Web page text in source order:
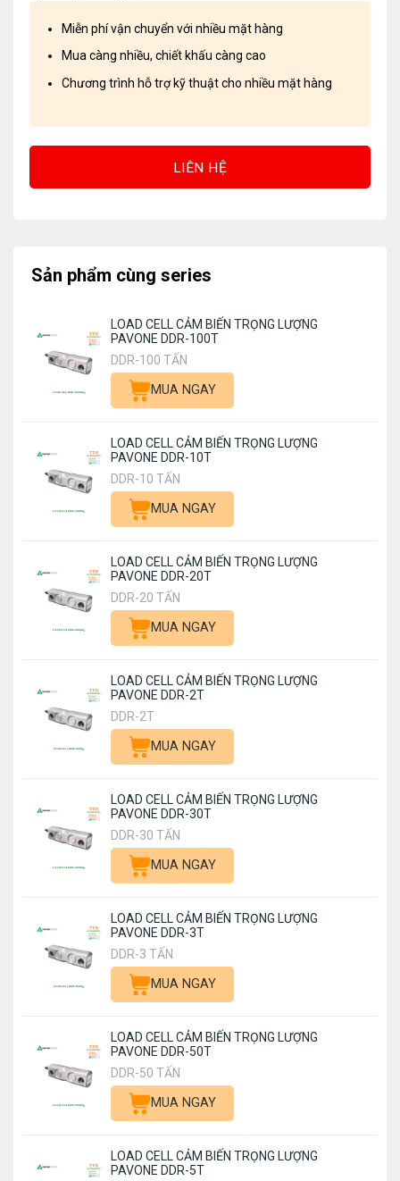
Miễn phí vận chuyển với nhiều mặt hàng
Mua càng nhiều, chiết khấu càng cao
Chương trình hỗ trợ kỹ thuật cho nhiều mặt hàng
LIÊN HỆ
Sản phẩm cùng series
LOAD CELL CẢM BIẾN TRỌNG LƯỢNG
PAVONE DDR-100T
DDR-100 TẤN
MUA NGAY
LOAD CELL CẢM BIẾN TRỌNG LƯỢNG
PAVONE DDR-10T
DDR-10 TẤN
MUA NGAY
LOAD CELL CẢM BIẾN TRỌNG LƯỢNG
PAVONE DDR-20T
DDR-20 TẤN
MUA NGAY
LOAD CELL CẢM BIẾN TRỌNG LƯỢNG
PAVONE DDR-2T
DDR-2T
MUA NGAY
LOAD CELL CẢM BIẾN TRỌNG LƯỢNG
PAVONE DDR-30T
DDR-30 TẤN
MUA NGAY
LOAD CELL CẢM BIẾN TRỌNG LƯỢNG
PAVONE DDR-3T
DDR-3 TẤN
MUA NGAY
LOAD CELL CẢM BIẾN TRỌNG LƯỢNG
PAVONE DDR-50T
DDR-50 TẤN
MUA NGAY
LOAD CELL CẢM BIẾN TRỌNG LƯỢNG
PAVONE DDR-5T